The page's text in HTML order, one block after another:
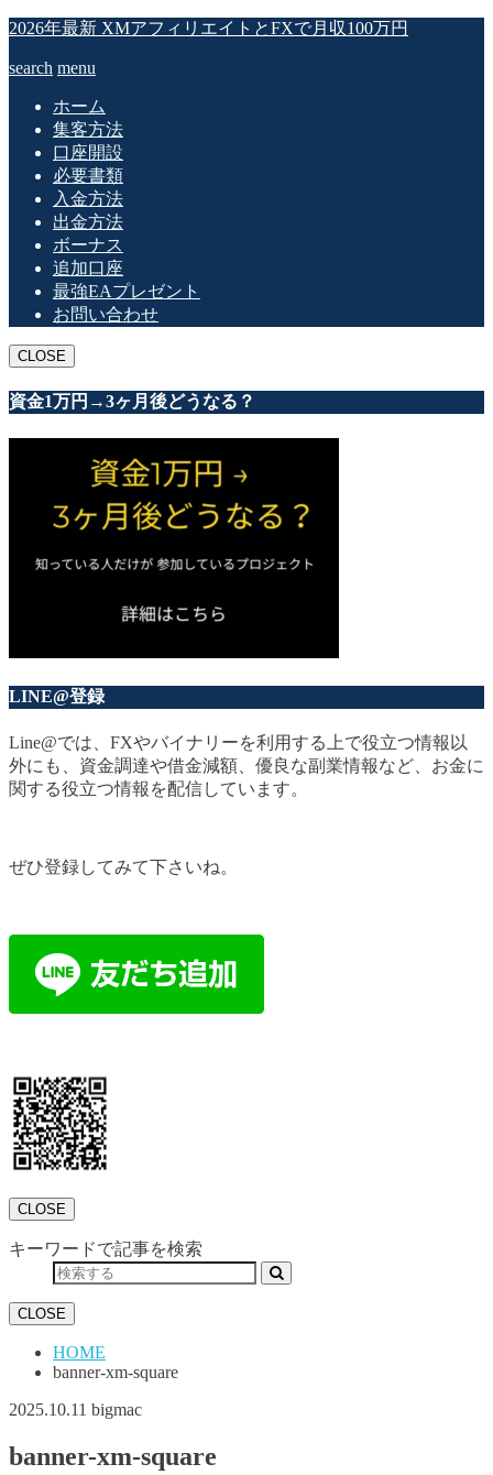
2026年最新 XMアフィリエイトとFXで月収100万円
search menu
ホーム
集客方法
口座開設
必要書類
入金方法
出金方法
ボーナス
追加口座
最強EAプレゼント
お問い合わせ
CLOSE
資金1万円→3ヶ月後どうなる？
LINE@登録
Line@では、FXやバイナリーを利用する上で役立つ情報以
外にも、資金調達や借金減額、優良な副業情報など、お金に
関する役立つ情報を配信しています。
ぜひ登録してみて下さいね。
CLOSE
キーワードで記事を検索
CLOSE
HOME
banner-xm-square
2025.10.11 bigmac
banner-xm-square